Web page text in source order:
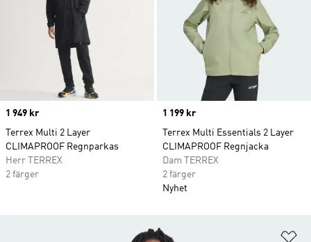
Price
1 949 kr
Terrex Multi 2 Layer
CLIMAPROOF Regnparkas
Herr TERREX
2 färger
Price
1 199 kr
Terrex Multi Essentials 2 Layer
CLIMAPROOF Regnjacka
Dam TERREX
2 färger
Nyhet